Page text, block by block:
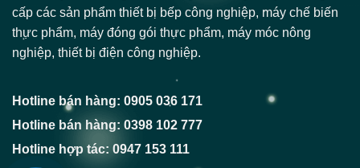
cấp các sản phẩm thiết bị bếp công nghiệp, máy chế biến
thực phẩm, máy đóng gói thực phẩm, máy móc nông
nghiệp, thiết bị điện công nghiệp.
Hotline bán hàng: 0905 036 171
Hotline bán hàng: 0398 102 777
Hotline hợp tác: 0947 153 111